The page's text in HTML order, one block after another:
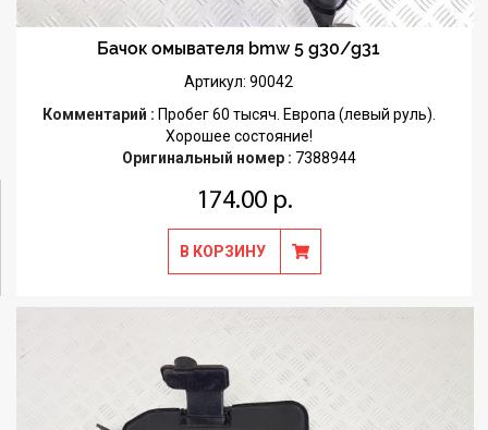
Бачок омывателя bmw 5 g30/g31
Артикул: 90042
Комментарий : Пробег 60 тысяч. Европа (левый руль).
Хорошее состояние!
Оригинальный номер : 7388944
174.00 р.
В КОРЗИНУ